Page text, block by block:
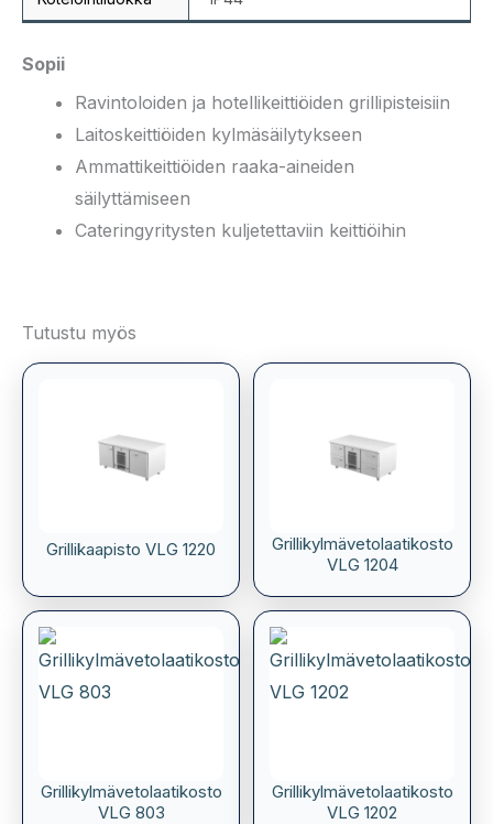
Sopii
Ravintoloiden ja hotellikeittiöiden grillipisteisiin
Laitoskeittiöiden kylmäsäilytykseen
Ammattikeittiöiden raaka-aineiden
säilyttämiseen
Cateringyritysten kuljetettaviin keittiöihin
Tutustu myös
Grillikaapisto VLG 1220
Grillikylmävetolaatikosto
VLG 1204
Grillikylmävetolaatikosto
VLG 803
Grillikylmävetolaatikosto
VLG 1202